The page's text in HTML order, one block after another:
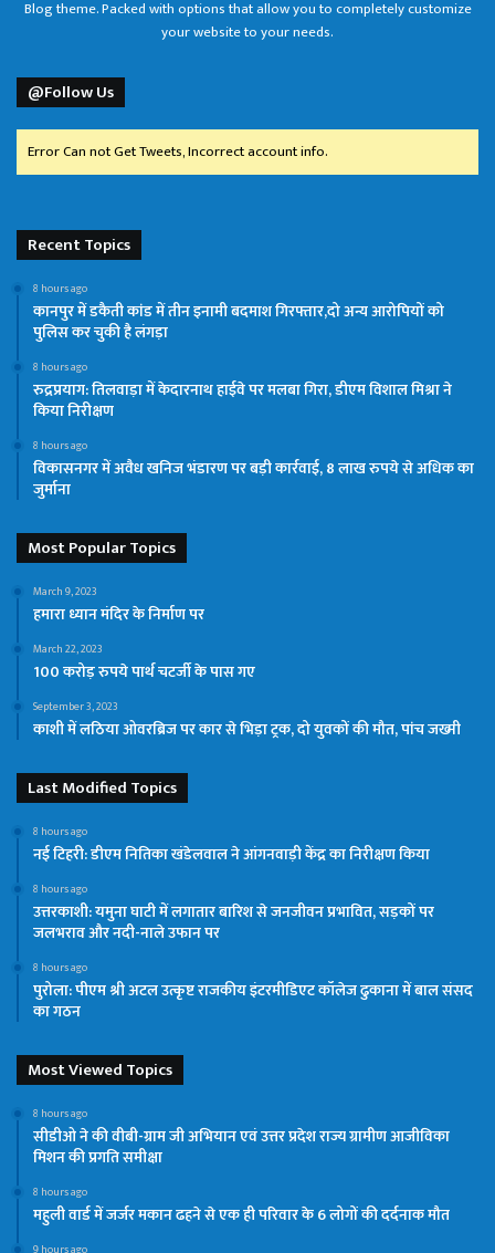
Blog theme. Packed with options that allow you to completely customize
your website to your needs.
@Follow Us
Error Can not Get Tweets, Incorrect account info.
Recent Topics
8 hours ago
कानपुर में डकैती कांड में तीन इनामी बदमाश गिरफ्तार,दो अन्य आरोपियों को
पुलिस कर चुकी है लंगड़ा
8 hours ago
रुद्रप्रयाग: तिलवाड़ा में केदारनाथ हाईवे पर मलबा गिरा, डीएम विशाल मिश्रा ने
किया निरीक्षण
8 hours ago
विकासनगर में अवैध खनिज भंडारण पर बड़ी कार्रवाई, 8 लाख रुपये से अधिक का
जुर्माना
Most Popular Topics
March 9, 2023
हमारा ध्यान मंदिर के निर्माण पर
March 22, 2023
100 करोड़ रुपये पार्थ चटर्जी के पास गए
September 3, 2023
काशी में लठिया ओवरब्रिज पर कार से भिड़ा ट्रक, दो युवकों की मौत, पांच जख्मी
Last Modified Topics
8 hours ago
नई टिहरी: डीएम नितिका खंडेलवाल ने आंगनवाड़ी केंद्र का निरीक्षण किया
8 hours ago
उत्तरकाशी: यमुना घाटी में लगातार बारिश से जनजीवन प्रभावित, सड़कों पर
जलभराव और नदी-नाले उफान पर
8 hours ago
पुरोला: पीएम श्री अटल उत्कृष्ट राजकीय इंटरमीडिएट कॉलेज ढुकाना में बाल संसद
का गठन
Most Viewed Topics
8 hours ago
सीडीओ ने की वीबी-ग्राम जी अभियान एवं उत्तर प्रदेश राज्य ग्रामीण आजीविका
मिशन की प्रगति समीक्षा
8 hours ago
महुली वार्ड में जर्जर मकान ढहने से एक ही परिवार के 6 लोगों की दर्दनाक मौत
9 hours ago